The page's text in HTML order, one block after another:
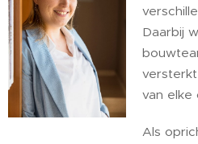
Daarbij
van elke
Als